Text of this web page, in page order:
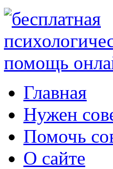
Главная
Нужен
Помочь
О сайте